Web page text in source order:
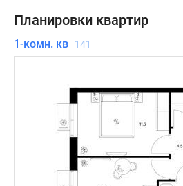
Планировки квартир
1-комн. кв 141